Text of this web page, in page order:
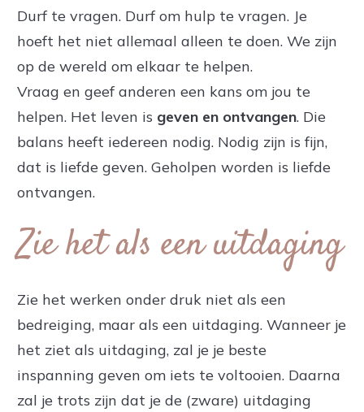
Durf te vragen. Durf om hulp te vragen. Je
hoeft het niet allemaal alleen te doen. We zijn
op de wereld om elkaar te helpen.
Vraag en geef anderen een kans om jou te
helpen. Het leven is geven en ontvangen. Die
balans heeft iedereen nodig. Nodig zijn is fijn,
dat is liefde geven. Geholpen worden is liefde
ontvangen.
Zie het als een uitdaging
Zie het werken onder druk niet als een
bedreiging, maar als een uitdaging. Wanneer je
het ziet als uitdaging, zal je je beste
inspanning geven om iets te voltooien. Daarna
zal je trots zijn dat je de (zware) uitdaging